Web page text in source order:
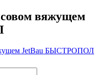
вяжущем